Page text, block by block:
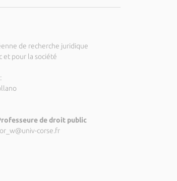
de recherche juridique
et pour la société
de droit public
corse.fr